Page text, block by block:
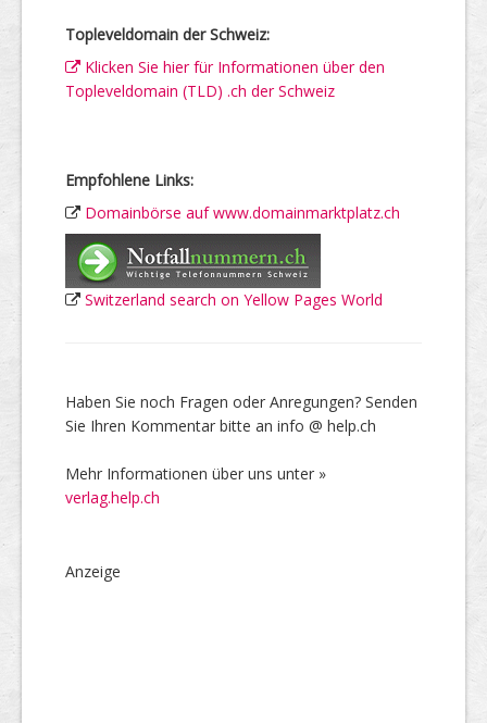
Topleveldomain der Schweiz:
Klicken Sie hier für Informationen über den
Topleveldomain (TLD) .ch der Schweiz
Empfohlene Links:
Domainbörse auf www.domainmarktplatz.ch
Switzerland search on Yellow Pages World
Haben Sie noch Fragen oder Anregungen? Senden
Sie Ihren Kommentar bitte an info @ help.ch
Mehr Informationen über uns unter »
verlag.help.ch
Anzeige